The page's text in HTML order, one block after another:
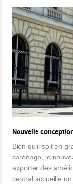
Nouvelle
Bien qu’il soit en
carénage, le
apporter des
central accueille